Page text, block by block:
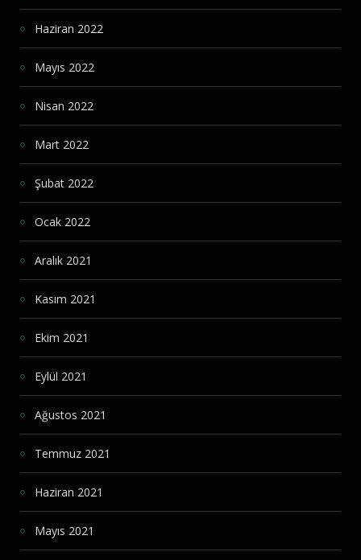
Haziran 2022
Mayıs 2022
Nisan 2022
Mart 2022
Şubat 2022
Ocak 2022
Aralık 2021
Kasım 2021
Ekim 2021
Eylül 2021
Ağustos 2021
Temmuz 2021
Haziran 2021
Mayıs 2021